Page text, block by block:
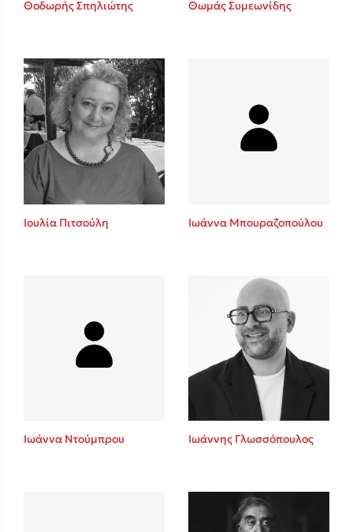
Sebastian Fitzek
Playlist
Θοδωρής Σπηλιώτης Θωμάς Συμεωνίδης
Ιουλία Πιτσούλη Ιωάννα Μπουραζοπούλου
Ιωάννα Ντούμπρου Ιωάννης Γλωσσόπουλος